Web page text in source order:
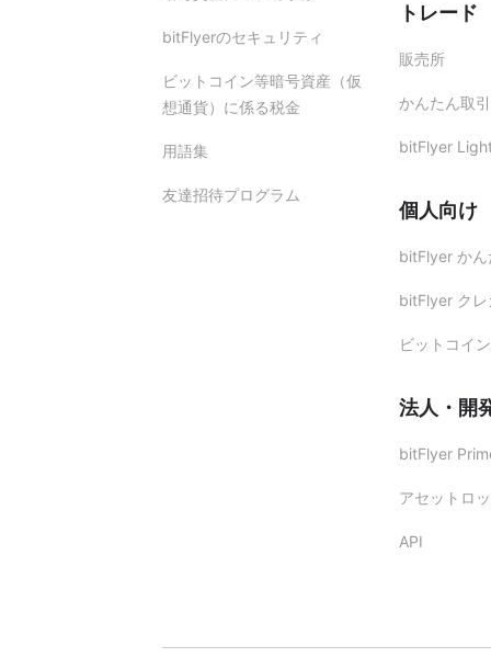
bitFlyerのセキュリティ
ビットコイン等暗号資産（仮
想通貨）に係る税金
用語集
友達招待プログラム
トレード
販売所
かんたん取
bitFlyer
個人向け
bitFlyer かん
bitFlyer クレ
ビットコイ
法人・開
bitFlyer
アセットロ
API